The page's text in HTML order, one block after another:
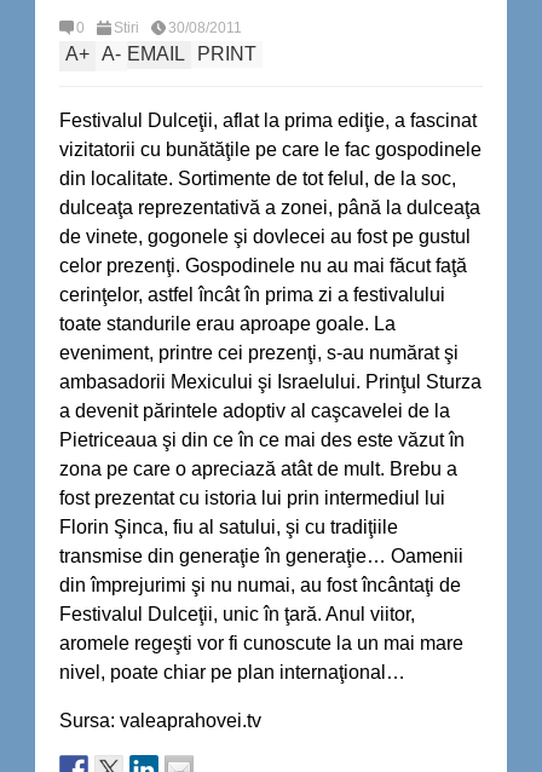
0 Stiri 30/08/2011
A+ A- EMAIL PRINT
Festivalul Dulceţii, aflat la prima ediţie, a fascinat
vizitatorii cu bunătăţile pe care le fac gospodinele
din localitate. Sortimente de tot felul, de la soc,
dulceaţa reprezentativă a zonei, până la dulceaţa
de vinete, gogonele şi dovlecei au fost pe gustul
celor prezenţi. Gospodinele nu au mai făcut faţă
cerinţelor, astfel încât în prima zi a festivalului
toate standurile erau aproape goale. La
eveniment, printre cei prezenţi, s-au numărat şi
ambasadorii Mexicului şi Israelului. Prinţul Sturza
a devenit părintele adoptiv al caşcavelei de la
Pietriceaua şi din ce în ce mai des este văzut în
zona pe care o apreciază atât de mult. Brebu a
fost prezentat cu istoria lui prin intermediul lui
Florin Şinca, fiu al satului, şi cu tradiţiile
transmise din generaţie în generaţie… Oamenii
din împrejurimi şi nu numai, au fost încântaţi de
Festivalul Dulceţii, unic în ţară. Anul viitor,
aromele regeşti vor fi cunoscute la un mai mare
nivel, poate chiar pe plan internaţional…
Sursa: valeaprahovei.tv